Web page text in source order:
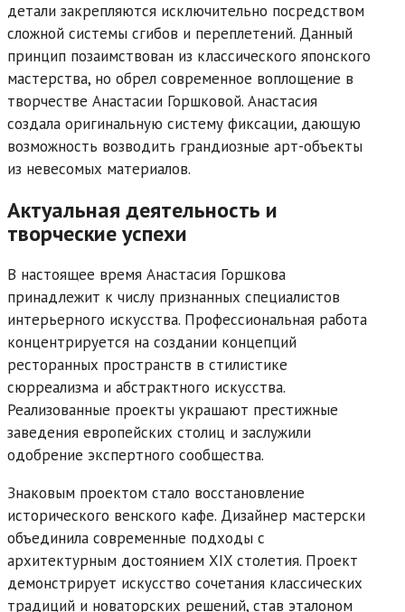
детали закрепляются исключительно посредством
сложной системы сгибов и переплетений. Данный
принцип позаимствован из классического японского
мастерства, но обрел современное воплощение в
творчестве Анастасии Горшковой. Анастасия
создала оригинальную систему фиксации, дающую
возможность возводить грандиозные арт-объекты
из невесомых материалов.
Актуальная деятельность и
творческие успехи
В настоящее время Анастасия Горшкова
принадлежит к числу признанных специалистов
интерьерного искусства. Профессиональная работа
концентрируется на создании концепций
ресторанных пространств в стилистике
сюрреализма и абстрактного искусства.
Реализованные проекты украшают престижные
заведения европейских столиц и заслужили
одобрение экспертного сообщества.
Знаковым проектом стало восстановление
исторического венского кафе. Дизайнер мастерски
объединила современные подходы с
архитектурным достоянием XIX столетия. Проект
демонстрирует искусство сочетания классических
традиций и новаторских решений, став эталоном